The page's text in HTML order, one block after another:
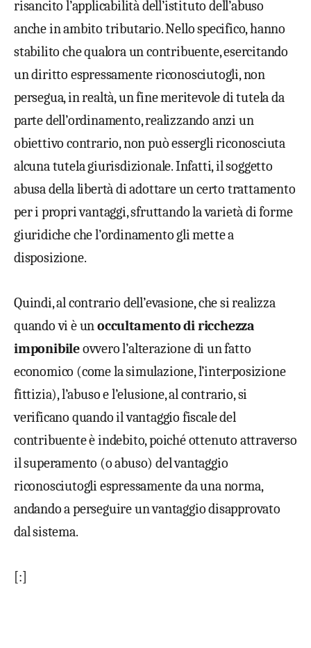
risancito l’applicabilità dell’istituto dell’abuso
anche in ambito tributario. Nello specifico, hanno
stabilito che qualora un contribuente, esercitando
un diritto espressamente riconosciutogli, non
persegua, in realtà, un fine meritevole di tutela da
parte dell’ordinamento, realizzando anzi un
obiettivo contrario, non può essergli riconosciuta
alcuna tutela giurisdizionale. Infatti, il soggetto
abusa della libertà di adottare un certo trattamento
per i propri vantaggi, sfruttando la varietà di forme
giuridiche che l’ordinamento gli mette a
disposizione.
Quindi, al contrario dell’evasione, che si realizza
quando vi è unoccultamento di ricchezza
imponibileovvero l’alterazione di un fatto
economico (come la simulazione, l’interposizione
fittizia), l’abuso e l’elusione, al contrario, si
verificano quando il vantaggio fiscale del
contribuente è indebito, poiché ottenuto attraverso
il superamento (o abuso) del vantaggio
riconosciutogli espressamente da una norma,
andando a perseguire un vantaggio disapprovato
dal sistema.
[:]